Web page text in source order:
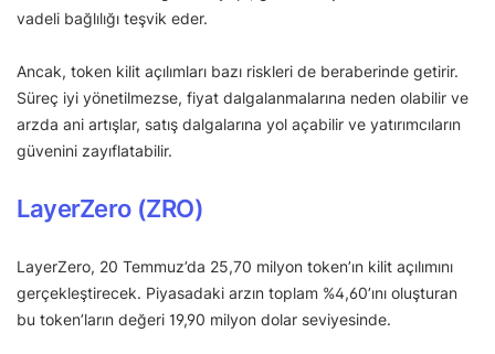
vadeli bağlılığı teşvik eder.
Ancak, token kilit açılımları bazı riskleri de beraberinde getirir.
Süreç iyi yönetilmezse, fiyat dalgalanmalarına neden olabilir ve
arzda ani artışlar, satış dalgalarına yol açabilir ve yatırımcıların
güvenini zayıflatabilir.
LayerZero (ZRO)
LayerZero, 20 Temmuz’da 25,70 milyon token’ın kilit açılımını
gerçekleştirecek. Piyasadaki arzın toplam %4,60’ını oluşturan
bu token’ların değeri 19,90 milyon dolar seviyesinde.